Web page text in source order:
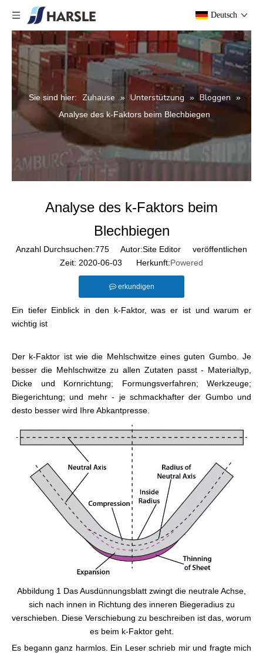
Deutsch
Sie sind hier: Zuhause » Unterstützung » Bloggen
»
Analyse des k-Faktors beim Blechbiegen
Analyse des k-Faktors beim
Blechbiegen
Anzahl Durchsuchen:775 Autor:Site Editor veröffentlichen
Zeit: 2020-06-03 Herkunft:Powered
erkundigen
Ein tiefer Einblick in den k-Faktor, was er ist und warum er
wichtig ist
Der k-Faktor ist wie die Mehlschwitze eines guten Gumbo. Je
besser die Mehlschwitze zu allen Zutaten passt - Materialtyp,
Dicke und Kornrichtung; Formungsverfahren; Werkzeuge;
Biegerichtung; und mehr - je schmackhafter der Gumbo und
desto besser wird Ihre Abkantpresse.
Abbildung 1 Das Ausdünnungsblatt zwingt die neutrale Achse,
sich nach innen in Richtung des inneren Biegeradius zu
verschieben. Diese Verschiebung zu beschreiben ist das, worum
es beim k-Faktor geht.
Es begann ganz harmlos. Ein Leser schrieb mir und fragte mich